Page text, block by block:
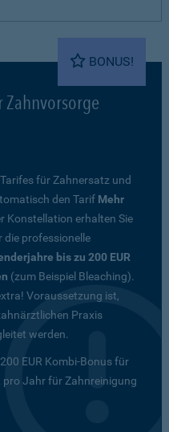
BONUS!
Zahnvorsorge
für Zahnersatz und
den Tarif Mehr
Konstellation erhalten Sie
die professionelle
bis zu 200 EUR
(zum Beispiel Bleaching).
Voraussetzung ist,
Praxis
werden.
EUR Kombi-Bonus für
pro Jahr für Zahnreinigung